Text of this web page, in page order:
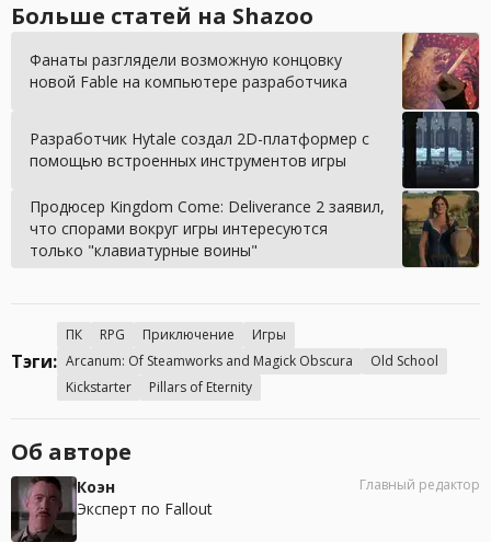
Больше статей на Shazoo
Фанаты разглядели возможную концовку
новой Fable на компьютере разработчика
Разработчик Hytale создал 2D-платформер с
помощью встроенных инструментов игры
Продюсер Kingdom Come: Deliverance 2 заявил,
что спорами вокруг игры интересуются
только "клавиатурные воины"
Тэги:
ПК RPG Приключение
Игры
Arcanum: Of Steamworks and Magick Obscura
Old School
Kickstarter
Pillars of Eternity
Об авторе
Коэн
Эксперт по Fallout
Главный редактор